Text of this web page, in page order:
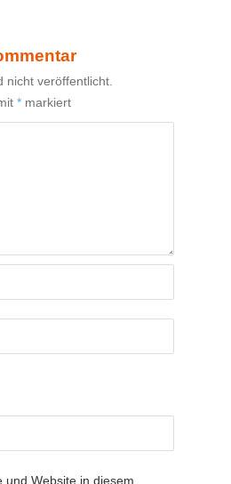
nicht veröffentlicht.
* markiert
und Website in diesem